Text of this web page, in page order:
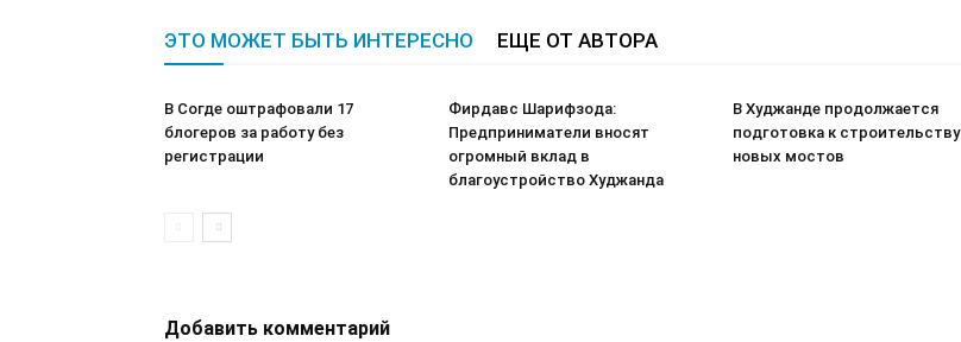
ЭТО МОЖЕТ БЫТЬ ИНТЕРЕСНО ЕЩЕ ОТ АВТОРА
В Согде оштрафовали 17
блогеров за работу без
регистрации
Фирдавс Шарифзода:
Предприниматели вносят
огромный вклад в
благоустройство Худжанда
В Худжанде продолжается
подготовка к строительству
новых мостов
Добавить комментарий